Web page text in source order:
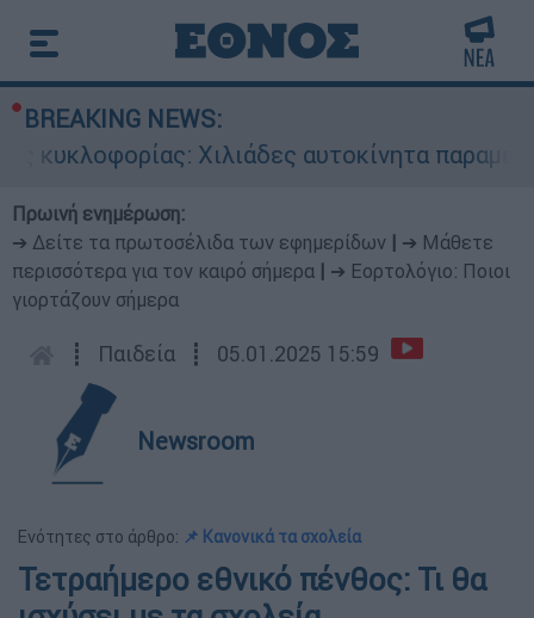
BREAKING NEWS:
Χιλιάδες αυτοκίνητα
Πρωινή ενημέρωση:
➔ Δείτε τα πρωτοσέλιδα των εφημερίδων
➔ Μάθετε
περισσότερα για τον καιρό σήμερα
➔ Εορτολόγιο: Ποιοι
γιορτάζουν σήμερα
┋ Παιδεία ┋ 05.01.2025 15:59
Newsroom
Ενότητες στο άρθρο: 📌 Κανονικά τα σχολεία
Τετραήμερο εθνικό πένθος: Τι θα